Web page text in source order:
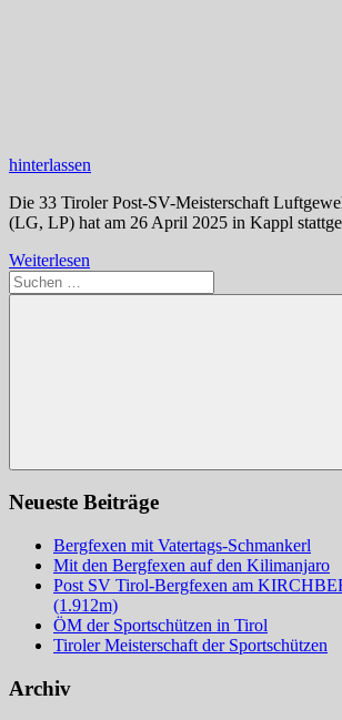
hinterlassen
Die 33 Tiroler Post-SV-Meisterschaft
(LG, LP) hat am 26 April 2025 in Kappl
Weiterlesen
Suchen
nach:
Suchen
Neueste Beiträge
Bergfexen mit Vatertags-Schmankerl
Mit den Bergfexen auf den Kilimanjaro
Post SV Tirol-Bergfexen am
(1.912m)
ÖM der Sportschützen in Tirol
Tiroler Meisterschaft der Sportschützen
Archiv